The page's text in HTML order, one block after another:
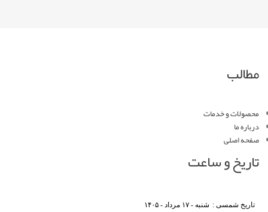
مطالب
محصولات و خدمات
درباره ما
صفحه اصلی
تاریخ و ساعت
تاریخ شمسی : شنبه - ۱۷ مرداد - ۱۴۰۵